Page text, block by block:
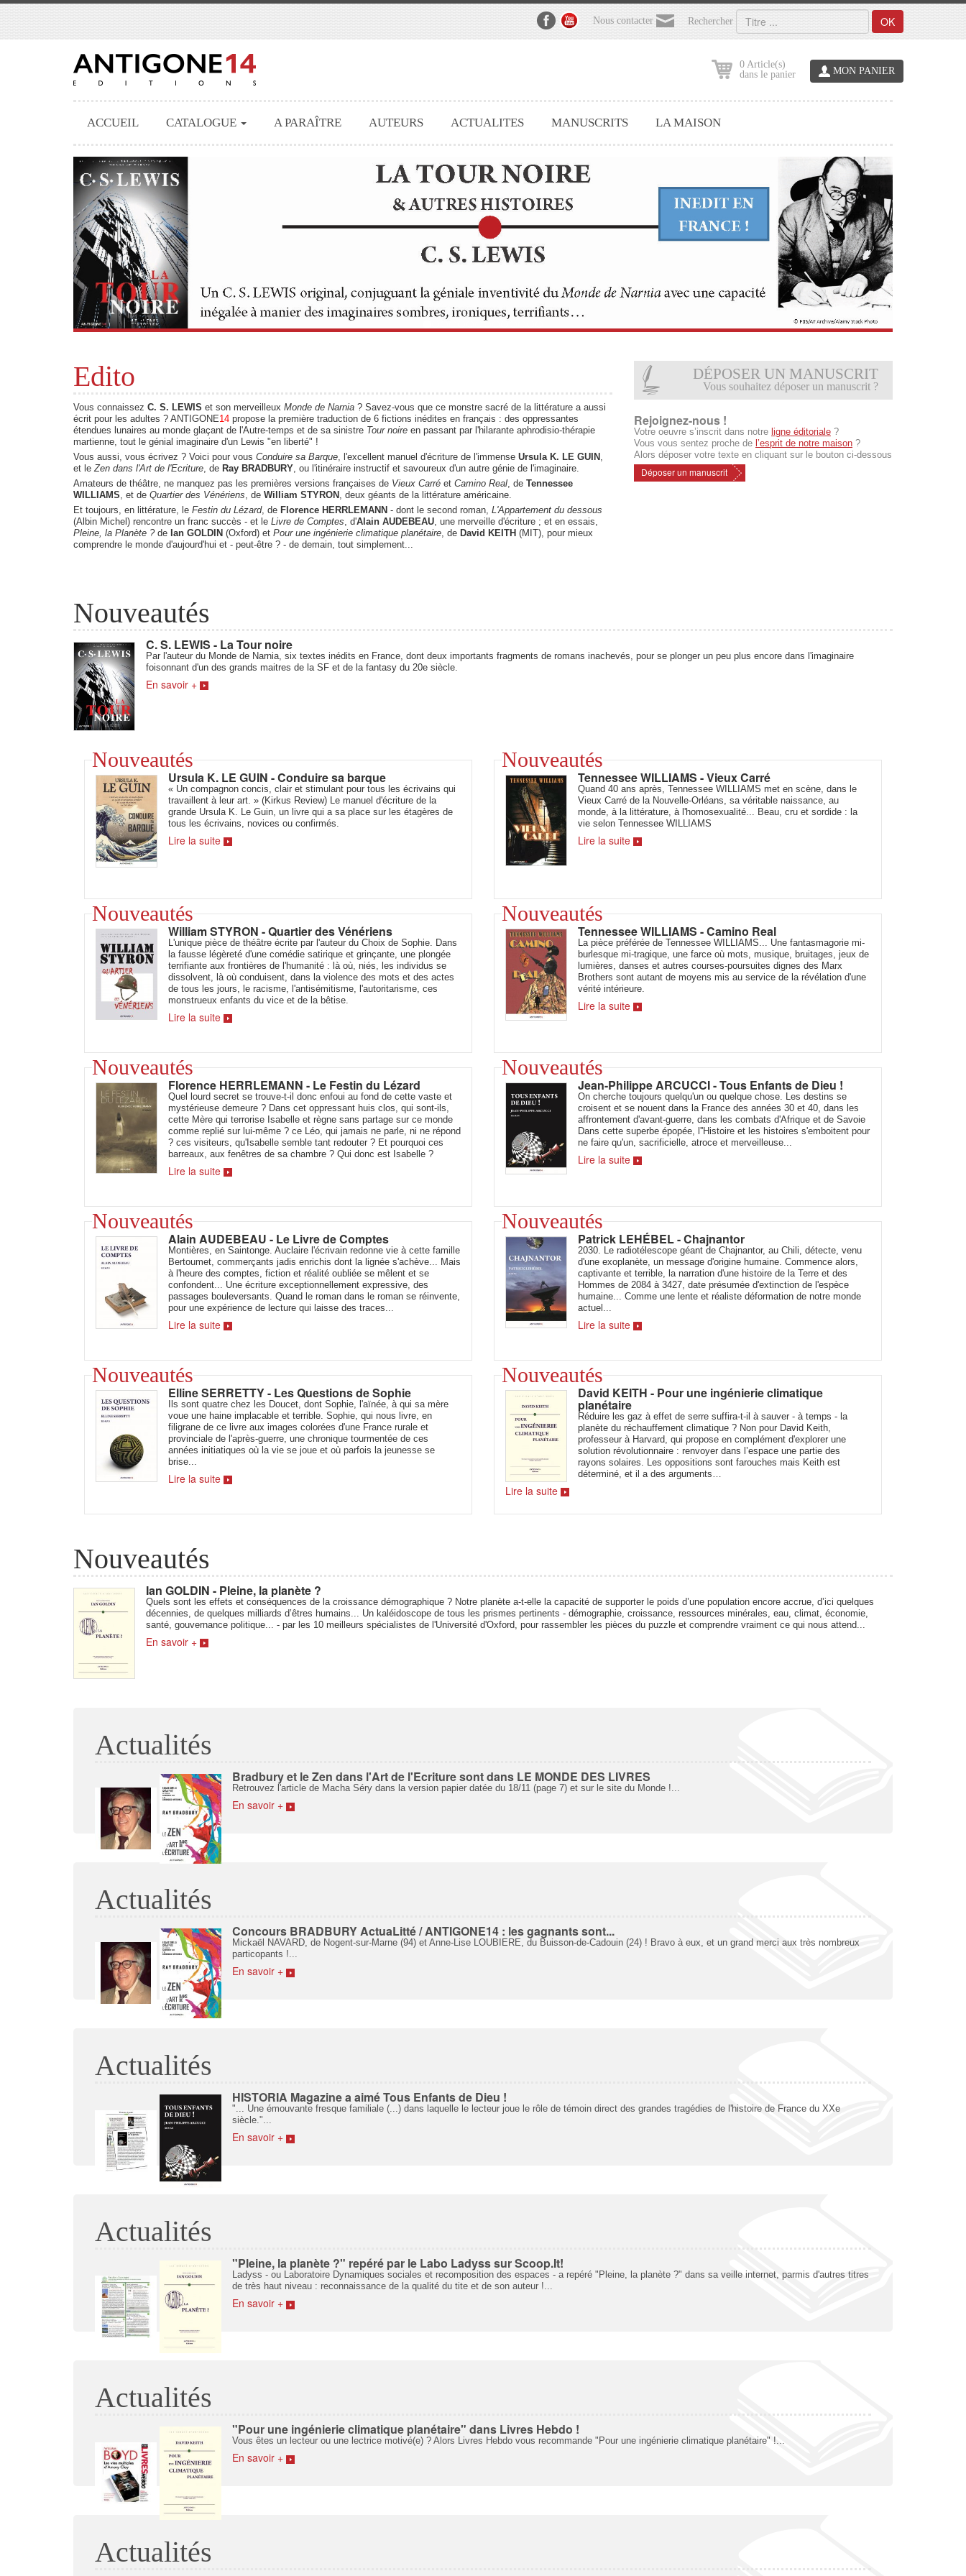
Nous contacter Rechercher OK
0 Article(s)
dans le panier
MON PANIER
ACCUEIL CATALOGUE A PARAÎTRE AUTEURS ACTUALITES MANUSCRITS LA MAISON
Edito
Vous connaissez C. S. LEWIS et son merveilleux Monde de Narnia ? Savez-vous que ce monstre sacré de la littérature a aussi
écrit pour les adultes ? ANTIGONE14 propose la première traduction de 6 fictions inédites en français : des oppressantes
étendues lunaires au monde glaçant de l'Autre-temps et de sa sinistre Tour noire en passant par l'hilarante aphrodisio-thérapie
martienne, tout le génial imaginaire d'un Lewis "en liberté" !
Vous aussi, vous écrivez ? Voici pour vous Conduire sa Barque , l'excellent manuel d'écriture de l'immense Ursula K. LE GUIN
et le Zen dans l'Art de l'Ecriture , de Ray BRADBURY , ou l'itinéraire instructif et savoureux d'un autre génie de l'imaginaire.
Amateurs de théâtre, ne manquez pas les premières versions françaises de Vieux Carré et Camino Real , de Tennessee
WILLIAMS , et de Quartier des Vénériens , de William STYRON , deux géants de la littérature américaine.
Et toujours, en littérature, le Festin du Lézard, de Florence HERRLEMANN - dont le second roman, L'Appartement du dessous
(Albin Michel) rencontre un franc succès - et le Livre de Comptes , d'Alain AUDEBEAU , une merveille d'écriture ; et en essais,
Pleine, la Planète ? de Ian GOLDIN (Oxford) et Pour une ingénierie climatique planétaire , de David KEITH (MIT), pour mieux
comprendre le monde d'aujourd'hui et - peut-être ? - de demain, tout simplement...
DÉPOSER UN MANUSCRIT
Vous souhaitez déposer un manuscrit ?
Rejoignez-nous !
Votre oeuvre s’inscrit dans notre ligne éditoriale ?
Vous vous sentez proche de l’esprit de notre maison ?
Alors déposer votre texte en cliquant sur le bouton ci-dessous
Déposer un manuscrit
Nouveautés
C. S. LEWIS - La Tour noire
Par l'auteur du Monde de Narnia, six textes inédits en France, dont deux importants fragments de romans inachevés, pour se plonger un peu plus encore dans l'imaginaire
foisonnant d'un des grands maitres de la SF et de la fantasy du 20e siècle.
En savoir +
Nouveautés
Ursula K. LE GUIN - Conduire sa barque
« Un compagnon concis, clair et stimulant pour tous les écrivains qui
travaillent à leur art. » (Kirkus Review) Le manuel d'écriture de la
grande Ursula K. Le Guin, un livre qui a sa place sur les étagères de
tous les écrivains, novices ou confirmés.
Lire la suite
Nouveautés
Tennessee WILLIAMS - Vieux Carré
Quand 40 ans après, Tennessee WILLIAMS met en scène, dans le
Vieux Carré de la Nouvelle-Orléans, sa véritable naissance, au
monde, à la littérature, à l'homosexualité... Beau, cru et sordide : la
vie selon Tennessee WILLIAMS
Lire la suite
Nouveautés
William STYRON - Quartier des Vénériens
L'unique pièce de théâtre écrite par l'auteur du Choix de Sophie. Dans
la fausse légèreté d'une comédie satirique et grinçante, une plongée
terrifiante aux frontières de l'humanité : là où, niés, les individus se
dissolvent, là où conduisent, dans la violence des mots et des actes
de tous les jours, le racisme, l'antisémitisme, l'autoritarisme, ces
monstrueux enfants du vice et de la bêtise.
Lire la suite
Nouveautés
Tennessee WILLIAMS - Camino Real
La pièce préférée de Tennessee WILLIAMS... Une fantasmagorie mi-
burlesque mi-tragique, une farce où mots, musique, bruitages, jeux de
lumières, danses et autres courses-poursuites dignes des Marx
Brothers sont autant de moyens mis au service de la révélation d'une
vérité intérieure.
Lire la suite
Nouveautés
Florence HERRLEMANN - Le Festin du Lézard
Quel lourd secret se trouve-t-il donc enfoui au fond de cette vaste et
mystérieuse demeure ? Dans cet oppressant huis clos, qui sont-ils,
cette Mère qui terrorise Isabelle et règne sans partage sur ce monde
comme replié sur lui-même ? ce Léo, qui jamais ne parle, ni ne répond
? ces visiteurs, qu'Isabelle semble tant redouter ? Et pourquoi ces
barreaux, aux fenêtres de sa chambre ? Qui donc est Isabelle ?
Lire la suite
Nouveautés
Jean-Philippe ARCUCCI - Tous Enfants de Dieu !
On cherche toujours quelqu'un ou quelque chose. Les destins se
croisent et se nouent dans la France des années 30 et 40, dans les
affrontement d'avant-guerre, dans les combats d'Afrique et de Savoie
Dans cette superbe épopée, l''Histoire et les histoires s'emboitent pour
ne faire qu'un, sacrificielle, atroce et merveilleuse...
Lire la suite
Nouveautés
Alain AUDEBEAU - Le Livre de Comptes
Montières, en Saintonge. Auclaire l'écrivain redonne vie à cette famille
Bertoumet, commerçants jadis enrichis dont la lignée s'achève... Mais
à l'heure des comptes, fiction et réalité oubliée se mêlent et se
confondent... Une écriture exceptionnellement expressive, des
passages bouleversants. Quand le roman dans le roman se réinvente,
pour une expérience de lecture qui laisse des traces...
Lire la suite
Nouveautés
Patrick LEHÉBEL - Chajnantor
2030. Le radiotélescope géant de Chajnantor, au Chili, détecte, venu
d'une exoplanète, un message d'origine humaine. Commence alors,
captivante et terrible, la narration d'une histoire de la Terre et des
Hommes de 2084 à 3427, date présumée d'extinction de l'espèce
humaine... Comme une lente et réaliste déformation de notre monde
actuel...
Lire la suite
Nouveautés
Elline SERRETTY - Les Questions de Sophie
Ils sont quatre chez les Doucet, dont Sophie, l'aïnée, à qui sa mère
voue une haine implacable et terrible. Sophie, qui nous livre, en
filigrane de ce livre aux images colorées d'une France rurale et
provinciale de l'après-guerre, une chronique tourmentée de ces
années initiatiques où la vie se joue et où parfois la jeunesse se
brise...
Lire la suite
Nouveautés
David KEITH - Pour une ingénierie climatique
planétaire
Réduire les gaz à effet de serre suffira-t-il à sauver - à temps - la
planète du réchauffement climatique ? Non pour David Keith,
professeur à Harvard, qui propose en complément d'explorer une
solution révolutionnaire : renvoyer dans l’espace une partie des
rayons solaires. Les oppositions sont farouches mais Keith est
déterminé, et il a des arguments…
Lire la suite
Nouveautés
Ian GOLDIN - Pleine, la planète ?
Quels sont les effets et conséquences de la croissance démographique ? Notre planète a-t-elle la capacité de supporter le poids d’une population encore accrue, d’ici quelques
décennies, de quelques milliards d’êtres humains... Un kaléidoscope de tous les prismes pertinents - démographie, croissance, ressources minérales, eau, climat, économie,
santé, gouvernance politique... - par les 10 meilleurs spécialistes de l'Université d'Oxford, pour rassembler les pièces du puzzle et comprendre vraiment ce qui nous attend...
En savoir +
Actualités
Bradbury et le Zen dans l'Art de l'Ecriture sont dans LE MONDE DES LIVRES
Retrouvez l'article de Macha Séry dans la version papier datée du 18/11 (page 7) et sur le site du Monde !...
En savoir +
Actualités
Concours BRADBURY ActuaLitté / ANTIGONE14 : les gagnants sont...
Mickaël NAVARD, de Nogent-sur-Marne (94) et Anne-Lise LOUBIERE, du Buisson-de-Cadouin (24) ! Bravo à eux, et un grand merci aux très nombreux
particopants !...
En savoir +
Actualités
HISTORIA Magazine a aimé Tous Enfants de Dieu !
"... Une émouvante fresque familiale (...) dans laquelle le lecteur joue le rôle de témoin direct des grandes tragédies de l'histoire de France du XXe
siècle."...
En savoir +
Actualités
"Pleine, la planète ?" repéré par le Labo Ladyss sur Scoop.It!
Ladyss - ou Laboratoire Dynamiques sociales et recomposition des espaces - a repéré "Pleine, la planète ?" dans sa veille internet, parmis d'autres titres
de très haut niveau : reconnaissance de la qualité du tite et de son auteur !...
En savoir +
Actualités
"Pour une ingénierie climatique planétaire" dans Livres Hebdo !
Vous êtes un lecteur ou une lectrice motivé(e) ? Alors Livres Hebdo vous recommande "Pour une ingénierie climatique planétaire" !...
En savoir +
Actualités